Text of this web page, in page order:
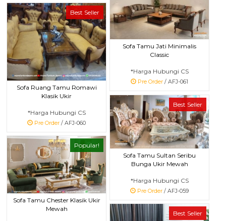
Sofa Tamu Jati Minimalis
Classic
*Harga Hubungi CS
Pre Order / AFJ-061
Best Seller
Sofa Ruang Tamu Romawi
Klasik Ukir
*Harga Hubungi CS
Pre Order / AFJ-060
Best Seller
Sofa Tamu Sultan Seribu
Bunga Ukir Mewah
*Harga Hubungi CS
Pre Order / AFJ-059
Popular!
Sofa Tamu Chester Klasik Ukir
Mewah
Best Seller